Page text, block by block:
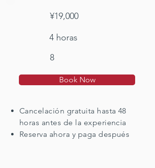
¥19,000
4 horas
8
Book Now
Cancelación gratuita hasta 48
horas antes de la experiencia
Reserva ahora y paga después